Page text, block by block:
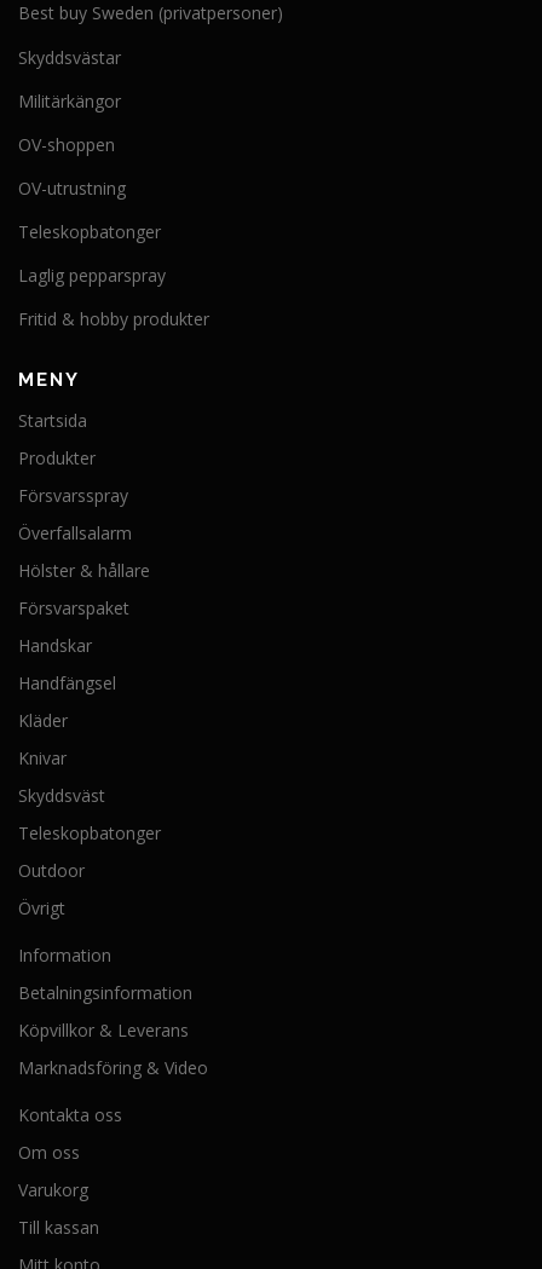
Best buy Sweden (privatpersoner)
Skyddsvästar
Militärkängor
OV-shoppen
OV-utrustning
Teleskopbatonger
Laglig pepparspray
Fritid & hobby produkter
MENY
Startsida
Produkter
Försvarsspray
Överfallsalarm
Hölster & hållare
Försvarspaket
Handskar
Handfängsel
Kläder
Knivar
Skyddsväst
Teleskopbatonger
Outdoor
Övrigt
Information
Betalningsinformation
Köpvillkor & Leverans
Marknadsföring & Video
Kontakta oss
Om oss
Varukorg
Till kassan